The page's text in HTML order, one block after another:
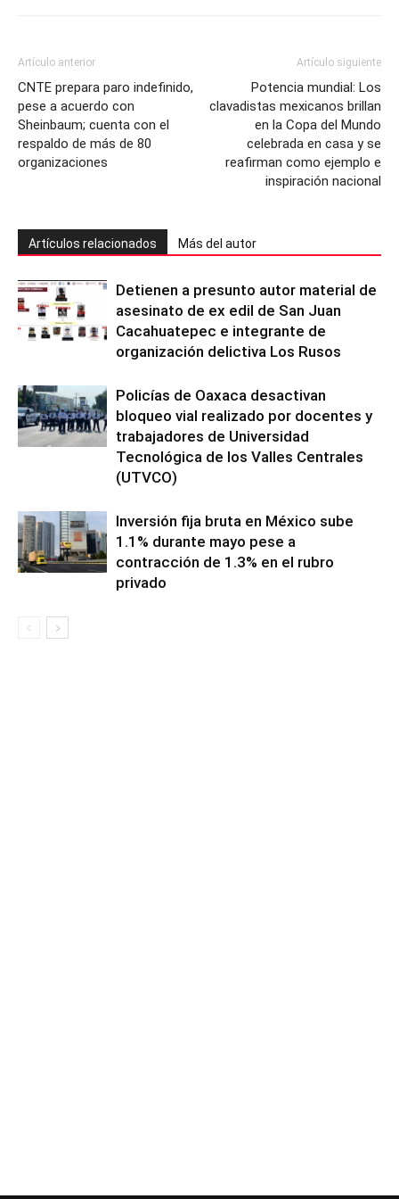
Artículo anterior
CNTE prepara paro indefinido,
pese a acuerdo con
Sheinbaum; cuenta con el
respaldo de más de 80
organizaciones
Artículo siguiente
Potencia mundial: Los
clavadistas mexicanos brillan
en la Copa del Mundo
celebrada en casa y se
reafirman como ejemplo e
inspiración nacional
Artículos relacionados Más del autor
Detienen a presunto autor material de
asesinato de ex edil de San Juan
Cacahuatepec e integrante de
organización delictiva Los Rusos
Policías de Oaxaca desactivan
bloqueo vial realizado por docentes y
trabajadores de Universidad
Tecnológica de los Valles Centrales
(UTVCO)
Inversión fija bruta en México sube
1.1% durante mayo pese a
contracción de 1.3% en el rubro
privado